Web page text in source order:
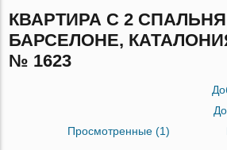
КВАРТИРА С 2
БАРСЕЛОНЕ,
№ 1623
Просмотренные (1)